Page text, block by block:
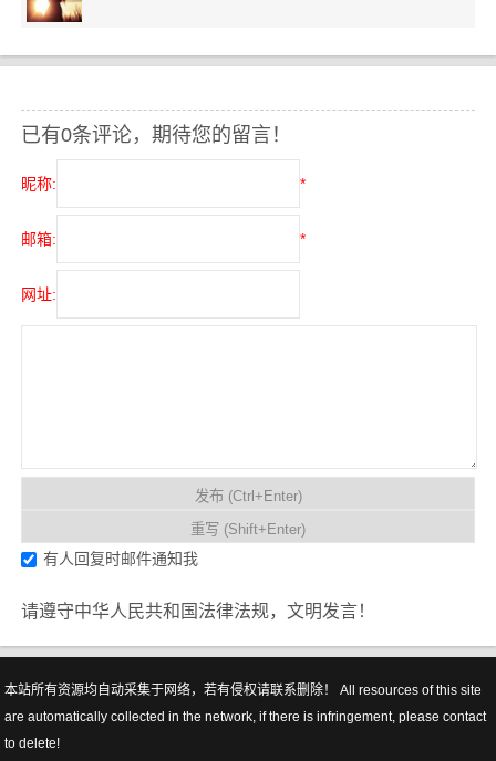
已有0条评论，期待您的留言！
昵称: *
邮箱: *
网址:
有人回复时邮件通知我
请遵守中华人民共和国法律法规，文明发言！
本站所有资源均自动采集于网络，若有侵权请联系删除！ All resources of this site
are automatically collected in the network, if there is infringement, please contact
to delete!